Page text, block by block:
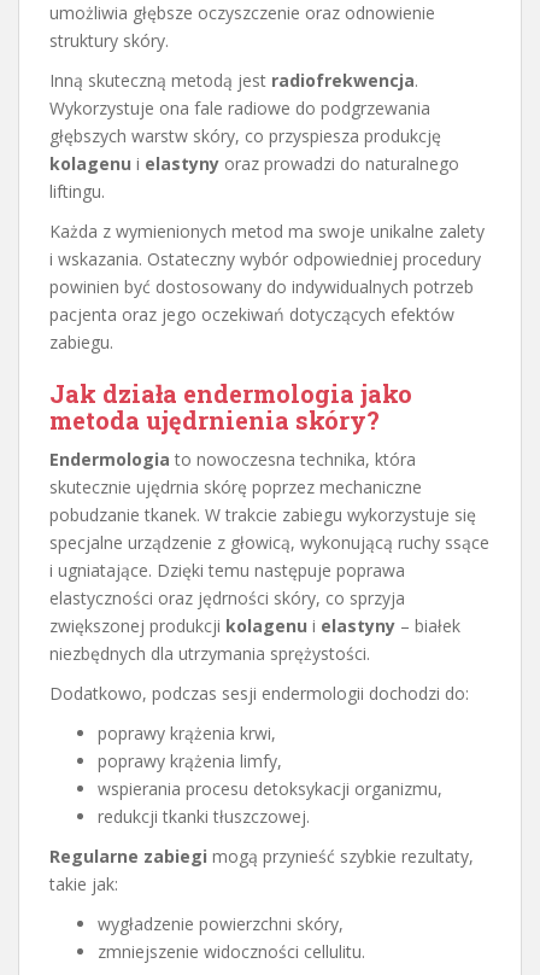
umożliwia głębsze oczyszczenie oraz odnowienie
struktury skóry.
Inną skuteczną metodą jest radiofrekwencja.
Wykorzystuje ona fale radiowe do podgrzewania
głębszych warstw skóry, co przyspiesza produkcję
kolagenu i elastyny oraz prowadzi do naturalnego
liftingu.
Każda z wymienionych metod ma swoje unikalne zalety
i wskazania. Ostateczny wybór odpowiedniej procedury
powinien być dostosowany do indywidualnych potrzeb
pacjenta oraz jego oczekiwań dotyczących efektów
zabiegu.
Jak działa endermologia jako
metoda ujędrnienia skóry?
Endermologia to nowoczesna technika, która
skutecznie ujędrnia skórę poprzez mechaniczne
pobudzanie tkanek. W trakcie zabiegu wykorzystuje się
specjalne urządzenie z głowicą, wykonującą ruchy ssące
i ugniatające. Dzięki temu następuje poprawa
elastyczności oraz jędrności skóry, co sprzyja
zwiększonej produkcji kolagenu i elastyny – białek
niezbędnych dla utrzymania sprężystości.
Dodatkowo, podczas sesji endermologii dochodzi do:
poprawy krążenia krwi,
poprawy krążenia limfy,
wspierania procesu detoksykacji organizmu,
redukcji tkanki tłuszczowej.
Regularne zabiegi mogą przynieść szybkie rezultaty,
takie jak:
wygładzenie powierzchni skóry,
zmniejszenie widoczności cellulitu.